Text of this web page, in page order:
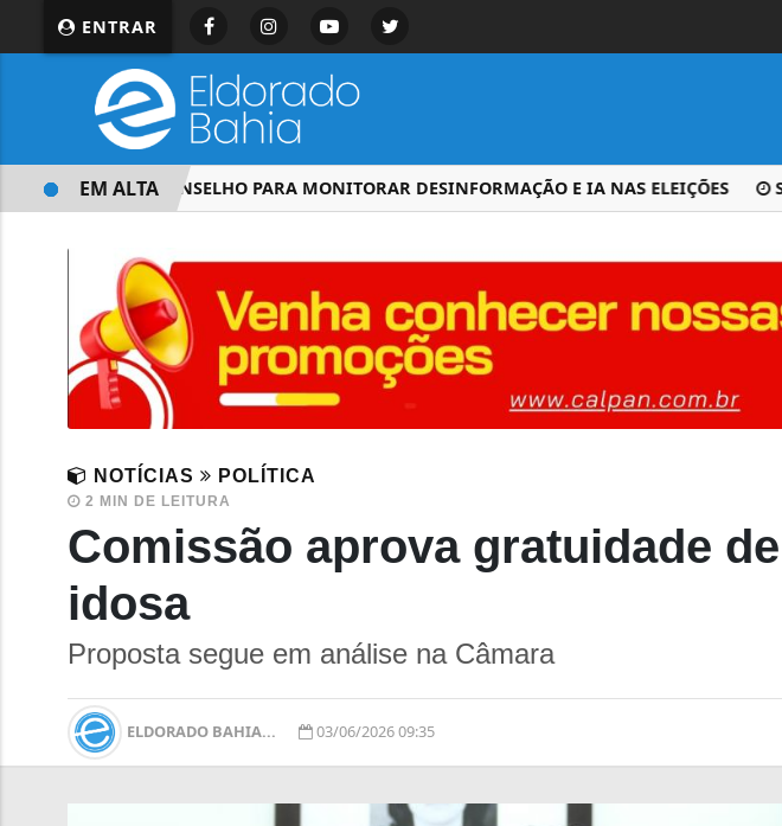
ENTRAR
TSE CRIA CONSELHO PARA MONITORAR DESINFORMAÇÃO E IA NAS ELEIÇÕES
EM ALTA
NOTÍCIAS POLÍTICA
2 MIN DE LEITURA
Comissão aprova gratuidade
idosa
Proposta segue em análise na Câmara
ELDORADO BAHIA... 03/06/2026 09:35